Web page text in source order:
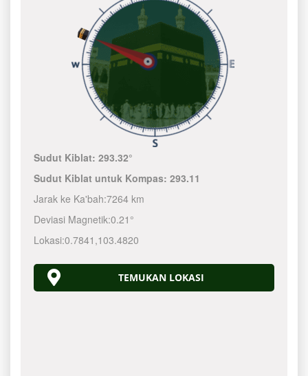
Sudut Kiblat:293.32°
Sudut Kiblat untuk Kompas:293.11
Jarak ke Ka'bah:7264 km
Deviasi Magnetik:0.21°
Lokasi:0.7841 ,103.4820
TEMUKAN LOKASI